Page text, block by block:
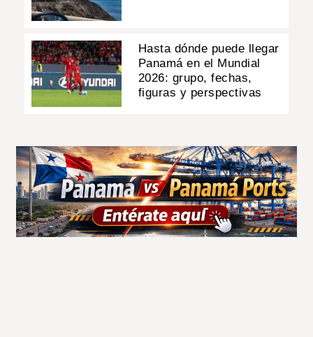
Hasta dónde puede llegar
Panamá en el Mundial
2026: grupo, fechas,
figuras y perspectivas